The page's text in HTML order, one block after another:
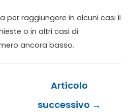
per raggiungere in alcuni casi il
o in altri casi di
ancora basso.
Articolo
successivo →